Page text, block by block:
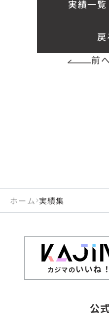
実績一
戻
前へ
ホーム 実績集
カジマのいいね！
公